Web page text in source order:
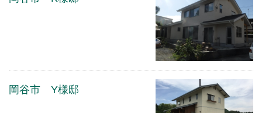
岡谷市 Y様邸